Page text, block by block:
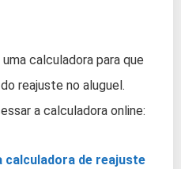
calculadora para que
reajuste no aluguel.
a calculadora online:
calculadora de reajuste